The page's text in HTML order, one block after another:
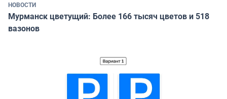
НОВОСТИ
Мурманск цветущий: Более 166 тысяч цветов и 518
вазонов